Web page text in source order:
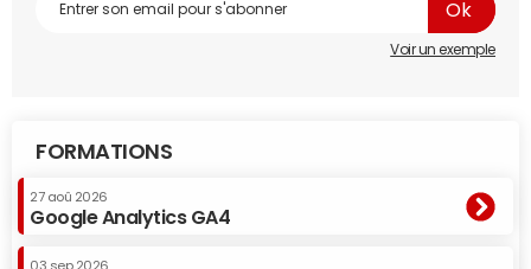
Voir un exemple
FORMATIONS
27 aoû 2026
Google Analytics GA4
03 sep 2026